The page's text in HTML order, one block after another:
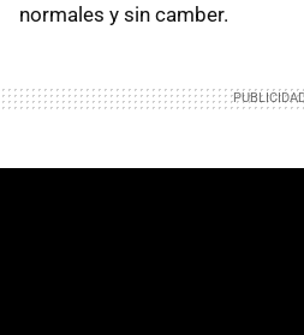
normales y sin camber.